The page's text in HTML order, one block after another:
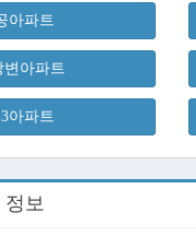
아파트
변아파트
아파트
정보